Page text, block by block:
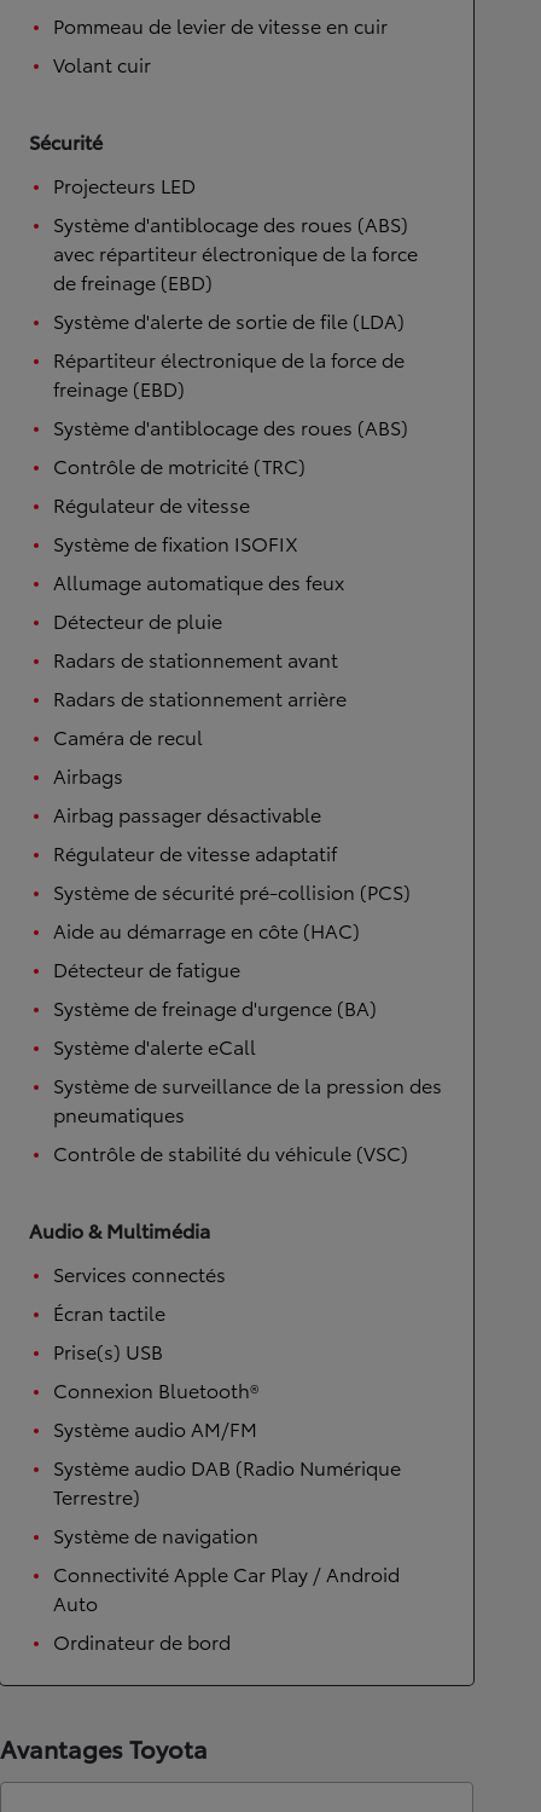
Pommeau de levier de vitesse en cuir
Volant cuir
Sécurité
Projecteurs LED
Système d'antiblocage des roues (ABS)
avec répartiteur électronique de la force
de freinage (EBD)
Système d'alerte de sortie de file (LDA)
Répartiteur électronique de la force de
freinage (EBD)
Système d'antiblocage des roues (ABS)
Contrôle de motricité (TRC)
Régulateur de vitesse
Système de fixation ISOFIX
Allumage automatique des feux
Détecteur de pluie
Radars de stationnement avant
Radars de stationnement arrière
Caméra de recul
Airbags
Airbag passager désactivable
Régulateur de vitesse adaptatif
Système de sécurité pré-collision (PCS)
Aide au démarrage en côte (HAC)
Détecteur de fatigue
Système de freinage d'urgence (BA)
Système d'alerte eCall
Système de surveillance de la pression des
pneumatiques
Contrôle de stabilité du véhicule (VSC)
Audio & Multimédia
Services connectés
Écran tactile
Prise(s) USB
Connexion Bluetooth®
Système audio AM/FM
Système audio DAB (Radio Numérique
Terrestre)
Système de navigation
Connectivité Apple Car Play / Android
Auto
Ordinateur de bord
Avantages Toyota